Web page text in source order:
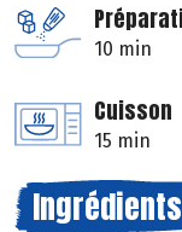
10 min
Cuisson
15 min
Ingrédients